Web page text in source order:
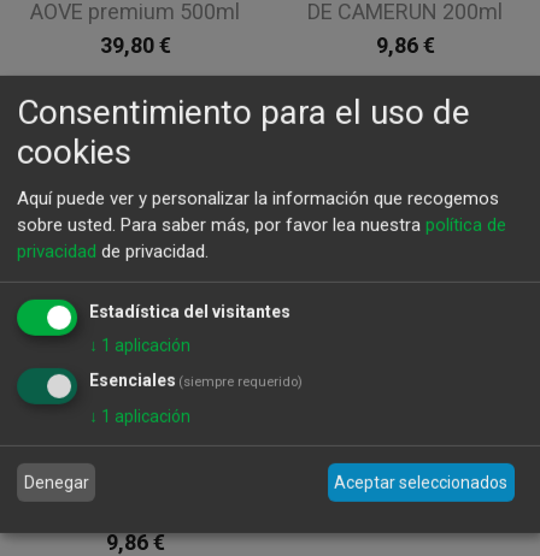
AOVE premium 500ml
39,80€
DE CAMERUN 200ml
9,86€
VINAGRE DE
FRAMBUESA
BELBERRY 200ml
9,86€
VINAGRE DE PEPINO
BELBERRY 200ml
Consentimiento para el uso de
cookies
Aquí puede ver y personalizar la información que recogemos
sobre usted. Para saber más, por favor lea nuestra política de
privacidad de privacidad.
Estadística del visitantes
↓ 1 aplicación
Esenciales (siempre requerido)
↓ 1 aplicación
Denegar Aceptar seleccionados